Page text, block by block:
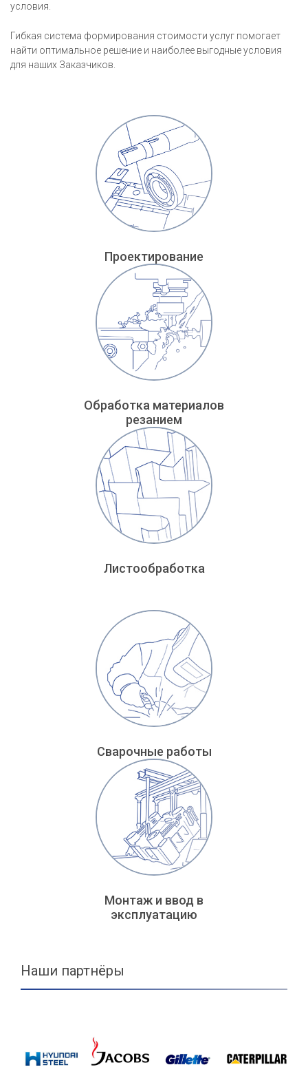
условия.
Гибкая система формирования стоимости услуг помогает
найти оптимальное решение и наиболее выгодные условия
для наших Заказчиков.
Проектирование
Обработка материалов
резанием
Листообработка
Сварочные работы
Монтаж и ввод в
эксплуатацию
Наши партнёры